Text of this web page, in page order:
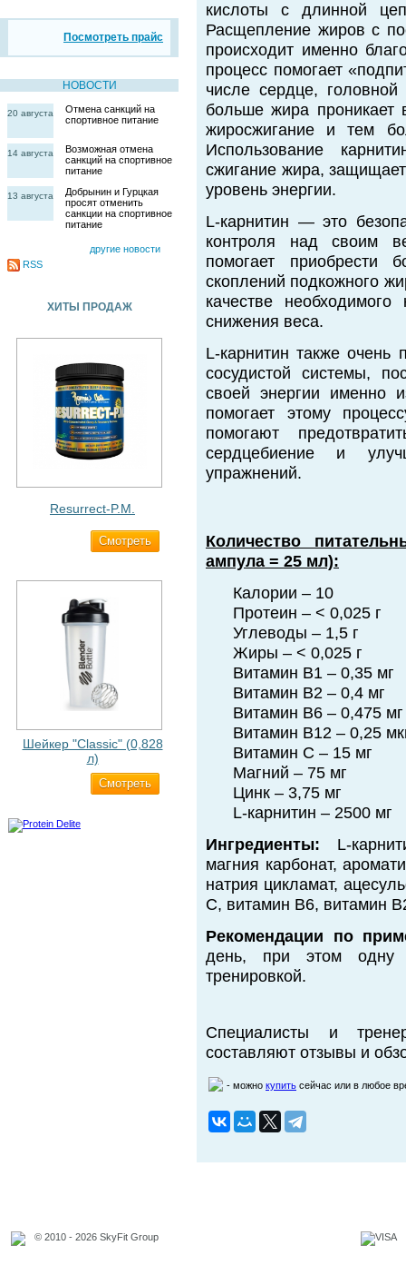
Посмотреть прайс
НОВОСТИ
20 августа
Отмена санкций на
спортивное питание
14 августа
Возможная отмена
санкций на спортивное
питание
13 августа
Добрынин и Гурцкая
просят отменить
санкции на спортивное
питание
другие новости
RSS
ХИТЫ ПРОДАЖ
Resurrect-P.M.
Cмотреть
Шейкер "Classic" (0,828
л)
Cмотреть
кислоты с длинной
Расщепление жиров с
происходит именно
процесс помогает
числе сердце,
больше жира проникает
жиросжигание и тем
Использование
сжигание жира,
уровень энергии.
L-карнитин — это
контроля над своим
помогает приобрести
скоплений подкожного
качестве
снижения веса.
L-карнитин также очень
сосудистой системы,
своей энергии именно
помогает этому
помогают
сердцебиение и
упражнений.
Количество
ампула = 25 мл):
Калории – 10
Протеин – < 0,025 г
Углеводы – 1,5 г
Жиры – < 0,025 г
Витамин В1 – 0,35 мг
Витамин В2 – 0,4 мг
Витамин В6 – 0,475 мг
Витамин В12 – 0,25
Витамин С – 15 мг
Магний – 75 мг
Цинк – 3,75 мг
L-карнитин – 2500 мг
Ингредиенты: L-
магния карбонат,
натрия цикламат,
С, витамин В6, витамин
Рекомендации по
день, при этом одну
тренировкой.
Специалисты и
составляют отзывы и
- можно купить сейчас или в любое
© 2010 - 2026 SkyFit Group